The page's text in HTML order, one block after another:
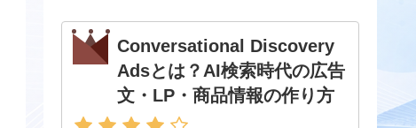
Conversational Discovery
Adsとは？AI検索時代の広告
文・LP・商品情報の作り方